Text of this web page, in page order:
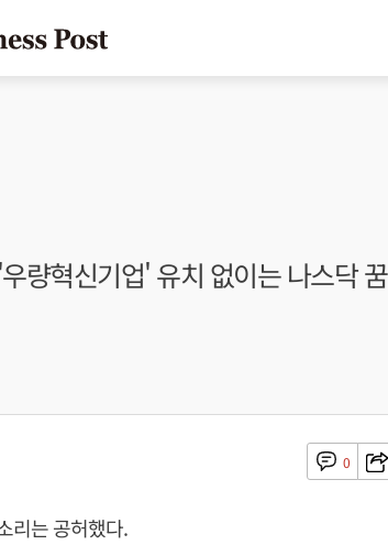
량혁신기업' 유치 없이는 나스닥 꿈
0
리는 공허했다.